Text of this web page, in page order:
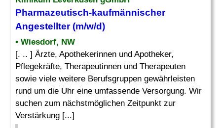
Pharmazeutisch-kaufmännischer
Angestellter(m/w/d)
• Wiesdorf, NW
[. .. ] Ärzte, Apothekerinnen und Apotheker,
Pflegekräfte, Therapeutinnen und Therapeuten
sowie viele weitere Berufsgruppen gewährleisten
rund um die Uhr eine umfassende Versorgung. Wir
suchen zum nächstmöglichen Zeitpunkt zur
Verstärkung [...]